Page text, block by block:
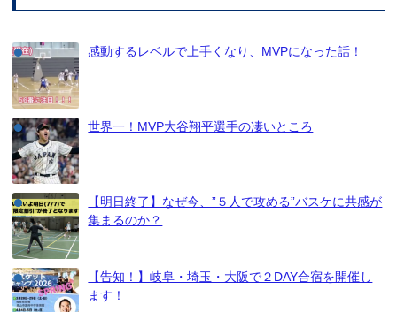
感動するレベルで上手くなり、MVPになった話！
世界一！MVP大谷翔平選手の凄いところ
【明日終了】なぜ今、”５人で攻める”バスケに共感が
集まるのか？
【告知！】岐阜・埼玉・大阪で２DAY合宿を開催し
ます！